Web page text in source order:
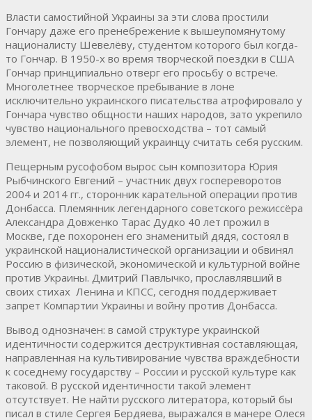
Власти самостийной Украины за эти слова простили
Гончару даже его пренебрежение к вышеупомянутому
националисту Шевелёву, студентом которого был когда-
то Гончар. В 1950-х во время творческой поездки в США
Гончар принципиально отверг его просьбу о встрече.
Многолетнее творческое пребывание в лоне
исключительно украинского писательства атрофировало у
Гончара чувство общности наших народов, зато укрепило
чувство национального превосходства – тот самый
элемент, не позволяющий украинцу считать себя русским.
Пещерным русофобом вырос сын композитора Юрия
Рыбчинского Евгений – участник двух госпереворотов
2004 и 2014 гг., сторонник карательной операции против
Донбасса. Племянник легендарного советского режиссёра
Александра Довженко Тарас Дудко 40 лет прожил в
Москве, где похоронен его знаменитый дядя, состоял в
украинской националистической организации и обвинял
Россию в физической, экономической и культурной войне
против Украины. Дмитрий Павлычко, прославлявший в
своих стихах Ленина и КПСС, сегодня поддерживает
запрет Компартии Украины и войну против Донбасса.
Вывод однозначен: в самой структуре украинской
идентичности содержится деструктивная составляющая,
направленная на культивирование чувства враждебности
к соседнему государству – России и русской культуре как
таковой. В русской идентичности такой элемент
отсутствует. Не найти русского литератора, который бы
писал в стиле Сергея Бердяева, выражался в манере Олеся